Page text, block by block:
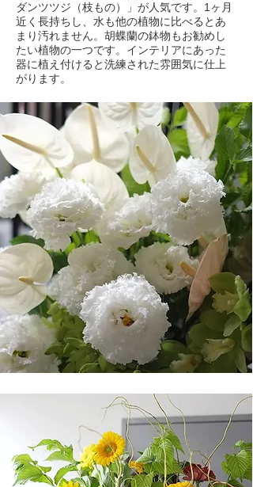
ダンツツジ（枝もの）」が人気です。1ヶ月
近く長持ちし、水も他の植物に比べるとあ
まり汚れません。胡蝶蘭の鉢物もお勧めし
たい植物の一つです。インテリアにあった
器に植え付けると洗練された雰囲気に仕上
がります。